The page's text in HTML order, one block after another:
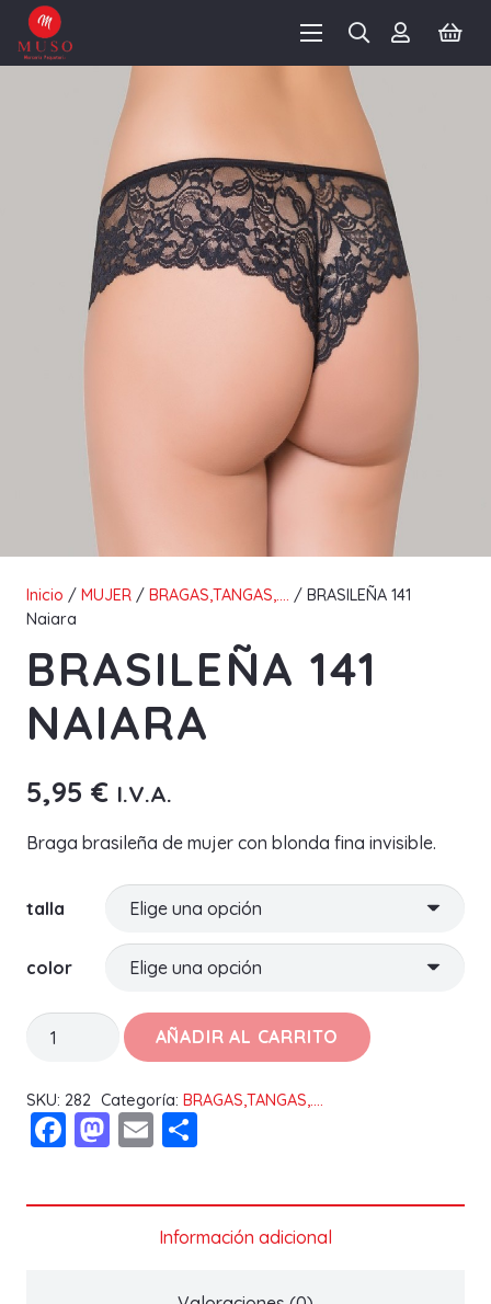
Inicio / MUJER / BRAGAS,TANGAS,.... / BRASILEÑA 141
Naiara
BRASILEÑA 141
NAIARA
5,95 € I.V.A.
Braga brasileña de mujer con blonda fina invisible.
talla
color
BRASILEÑA
Naiara
cantidad
AÑADIR AL CARRITO
SKU: 282 Categoría: BRAGAS,TANGAS,....
Facebook
Mastodon
Email
Información adicional